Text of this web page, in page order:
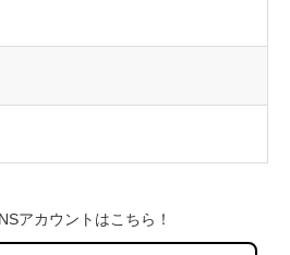
アカウントはこちら！